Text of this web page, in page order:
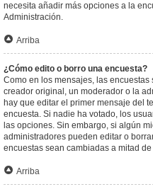
necesita añadir más opciones a la
Administración.
Arriba
¿Cómo edito o borro una encuesta?
Como en los mensajes, las
creador original, un moderador o la
hay que editar el primer mensaje del
encuesta. Si nadie ha votado, los
las opciones. Sin embargo, si algún
administradores pueden editar o
encuestas sean cambiadas a mitad
Arriba